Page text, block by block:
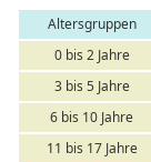
Altersgruppen
0 bis 2 Jahre
3 bis 5 Jahre
6 bis 10 Jahre
11 bis 17 Jahre